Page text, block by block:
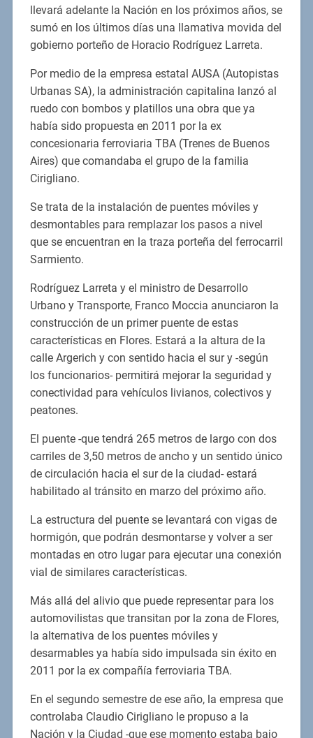
llevará adelante la Nación en los próximos años, se
sumó en los últimos días una llamativa movida del
gobierno porteño de Horacio Rodríguez Larreta.
Por medio de la empresa estatal AUSA (Autopistas
Urbanas SA), la administración capitalina lanzó al
ruedo con bombos y platillos una obra que ya
había sido propuesta en 2011 por la ex
concesionaria ferroviaria TBA (Trenes de Buenos
Aires) que comandaba el grupo de la familia
Cirigliano.
Se trata de la instalación de puentes móviles y
desmontables para remplazar los pasos a nivel
que se encuentran en la traza porteña del ferrocarril
Sarmiento.
Rodríguez Larreta y el ministro de Desarrollo
Urbano y Transporte, Franco Moccia anunciaron la
construcción de un primer puente de estas
características en Flores. Estará a la altura de la
calle Argerich y con sentido hacia el sur y -según
los funcionarios- permitirá mejorar la seguridad y
conectividad para vehículos livianos, colectivos y
peatones.
El puente -que tendrá 265 metros de largo con dos
carriles de 3,50 metros de ancho y un sentido único
de circulación hacia el sur de la ciudad- estará
habilitado al tránsito en marzo del próximo año.
La estructura del puente se levantará con vigas de
hormigón, que podrán desmontarse y volver a ser
montadas en otro lugar para ejecutar una conexión
vial de similares características.
Más allá del alivio que puede representar para los
automovilistas que transitan por la zona de Flores,
la alternativa de los puentes móviles y
desarmables ya había sido impulsada sin éxito en
2011 por la ex compañía ferroviaria TBA.
En el segundo semestre de ese año, la empresa que
controlaba Claudio Cirigliano le propuso a la
Nación y la Ciudad -que ese momento estaba bajo